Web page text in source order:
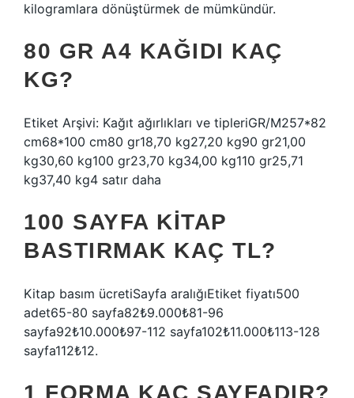
kilogramlara dönüştürmek de mümkündür.
80 GR A4 KAĞIDI KAÇ
KG?
Etiket Arşivi: Kağıt ağırlıkları ve tipleriGR/M257*82
cm68*100 cm80 gr18,70 kg27,20 kg90 gr21,00
kg30,60 kg100 gr23,70 kg34,00 kg110 gr25,71
kg37,40 kg4 satır daha
100 SAYFA KITAP
BASTIRMAK KAÇ TL?
Kitap basım ücretiSayfa aralığıEtiket fiyatı500
adet65-80 sayfa82₺9.000₺81-96
sayfa92₺10.000₺97-112 sayfa102₺11.000₺113-128
sayfa112₺12.
1 FORMA KAÇ SAYFADIR?